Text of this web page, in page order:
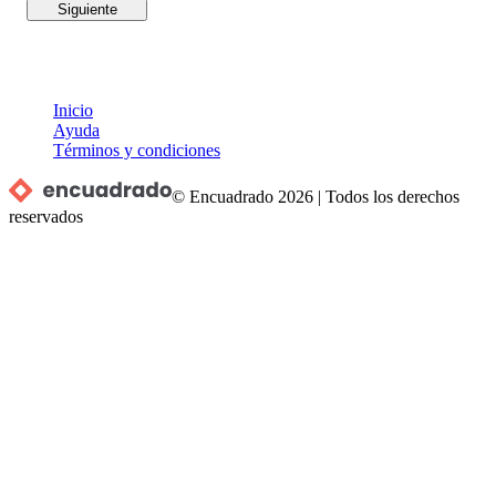
Siguiente
Inicio
Ayuda
Términos y condiciones
© Encuadrado 2026 |Todos los derechos
reservados